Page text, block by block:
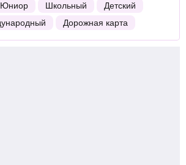
Юниор Школьный
Детский
Дорожная карта